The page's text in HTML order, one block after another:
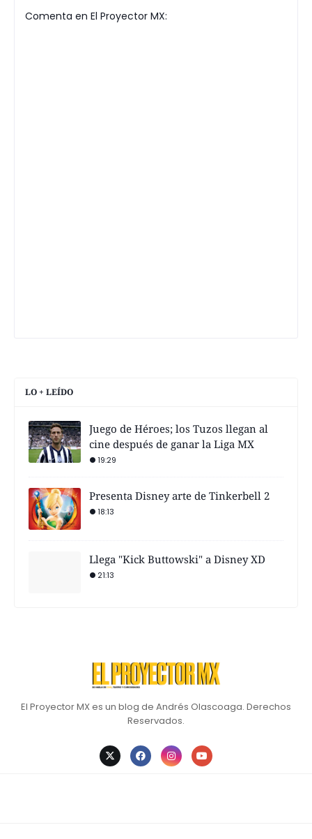
Comenta en El Proyector MX:
LO + LEÍDO
Juego de Héroes; los Tuzos llegan al
cine después de ganar la Liga MX
19:29
Presenta Disney arte de Tinkerbell 2
18:13
Llega "Kick Buttowski" a Disney XD
21:13
El Proyector MX es un blog de Andrés Olascoaga. Derechos
Reservados.